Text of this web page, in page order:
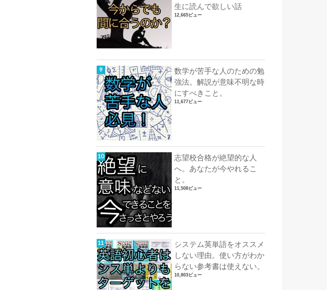
生に読んで欲しい話
12,665ビュー
数学が苦手な人のための勉
強法。解説が意味不明な時
にすべきこと。
11,677ビュー
志望校合格が絶望的な人
へ。あなたが今やれるこ
と。
11,508ビュー
システム英単語をオススメ
しない理由。使い方がわか
らない参考書は使えない。
10,803ビュー